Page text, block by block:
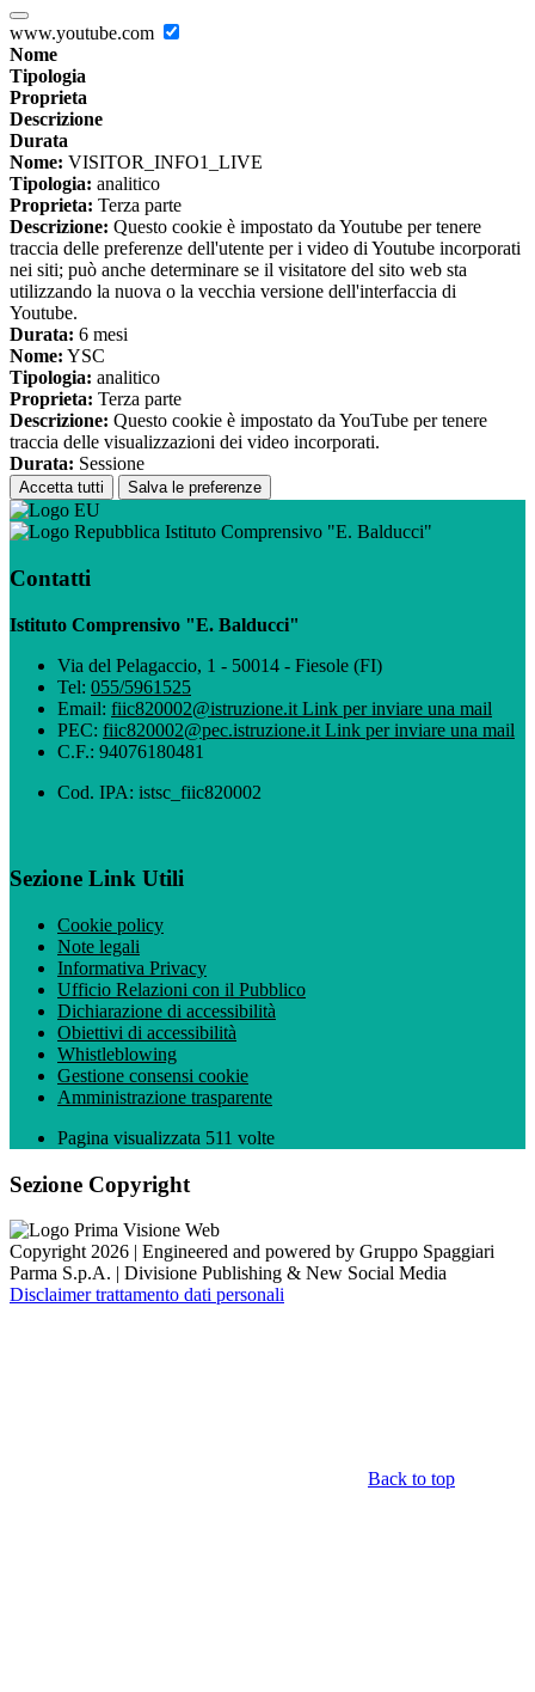
www.youtube.com
Nome
Tipologia
Proprieta
Descrizione
Durata
Nome: VISITOR_INFO1_LIVE
Tipologia: analitico
Proprieta: Terza parte
Descrizione: Questo cookie è impostato da Youtube per tenere
traccia delle preferenze dell'utente per i video di Youtube incorporati
nei siti; può anche determinare se il visitatore del sito web sta
utilizzando la nuova o la vecchia versione dell'interfaccia di
Youtube.
Durata: 6 mesi
Nome: YSC
Tipologia: analitico
Proprieta: Terza parte
Descrizione: Questo cookie è impostato da YouTube per tenere
traccia delle visualizzazioni dei video incorporati.
Durata: Sessione
Accetta tutti Salva le preferenze
Istituto Comprensivo "E. Balducci"
Contatti
Istituto Comprensivo "E. Balducci"
Via del Pelagaccio, 1 - 50014 - Fiesole (FI)
Tel: 055/5961525
Email: fiic820002@istruzione.it Link per inviare una mail
PEC: fiic820002@pec.istruzione.it Link per inviare una mail
C.F.: 94076180481
Cod. IPA: istsc_fiic820002
Sezione Link Utili
Cookie policy
Note legali
Informativa Privacy
Ufficio Relazioni con il Pubblico
Dichiarazione di accessibilità
Obiettivi di accessibilità
Whistleblowing
Gestione consensi cookie
Amministrazione trasparente
Pagina visualizzata 511 volte
Sezione Copyright
Copyright 2026 | Engineered and powered by Gruppo Spaggiari
Parma S.p.A. | Divisione Publishing & New Social Media
Disclaimer trattamento dati personali
Back to top